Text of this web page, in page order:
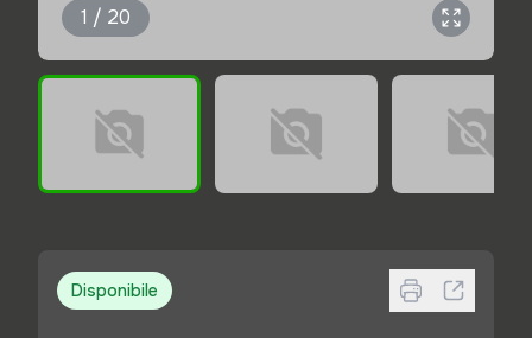
1 / 20
Disponibile